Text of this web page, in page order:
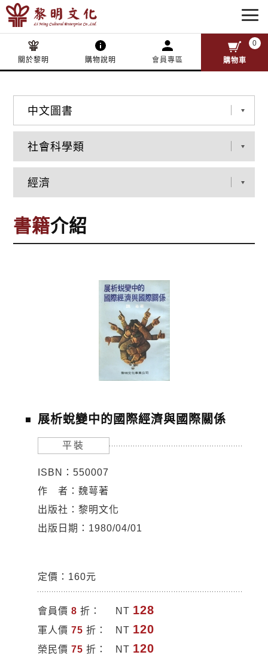
關於黎明 購物說明 會員專區
0
購物車
書籍介紹
展析蛻變中的國際經濟與國際關係
平裝
ISBN：550007
作 者：魏萼著
出版社：黎明文化
出版日期：1980/04/01
定價：160元
會員價 8 折： NT 128
軍人價 75 折： NT 120
榮民價 75 折： NT 120